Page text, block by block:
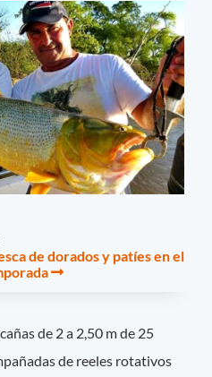
de dorados y patíes en el
de 2 a 2,50 m de 25
de reeles rotativos